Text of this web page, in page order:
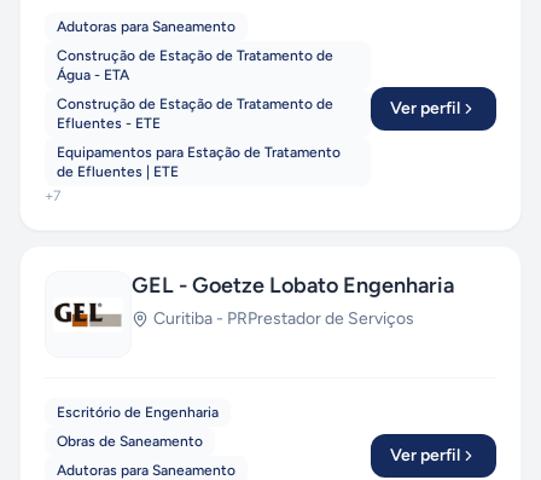
Adutoras para Saneamento
Construção de Estação de Tratamento de
Água - ETA
Construção de Estação de Tratamento de
Efluentes - ETE
Equipamentos para Estação de Tratamento
de Efluentes | ETE
+7
Ver perfil
GEL - Goetze Lobato Engenharia
Curitiba - PRPrestador de Serviços
Escritório de Engenharia
Obras de Saneamento
Adutoras para Saneamento
Ver perfil